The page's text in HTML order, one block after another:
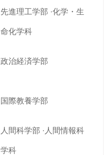
先進理工学部 ·化学・生
命化学科
政治経済学部
国際教養学部
人間科学部 ·人間情報科
学科